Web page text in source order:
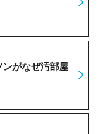
がなぜ汚部屋